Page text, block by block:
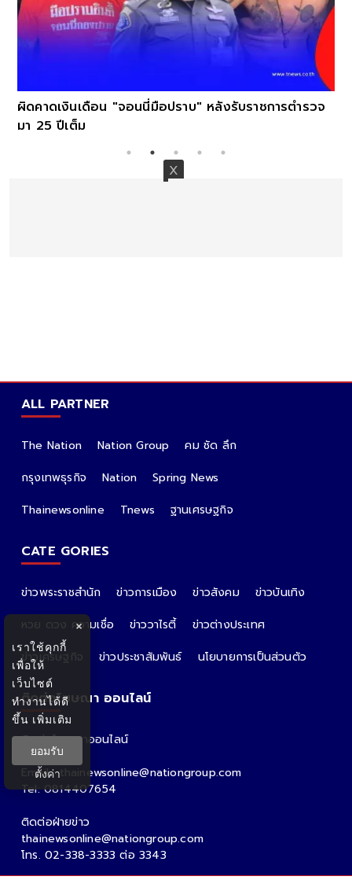
ผิดคาดเงินเดือน "จอนนี่มือปราบ" หลังรับราชการตำรวจ
มา 25 ปีเต็ม
ALL PARTNER
The Nation Nation Group
คม ชัด ลึก
กรุงเทพธุรกิจ
Nation
Spring News
Thainewsonline
Tnews ฐานเศรษฐกิจ
CATE GORIES
ข่าวพระราชสำนัก ข่าวการเมือง ข่าวสังคม
ข่าวบันเทิง
หวย ดวง ความเชื่อ
ข่าววาไรตี้
ข่าวต่างประเทศ
ข่าวเศรษฐกิจ
ข่าวประชาสัมพันธ์ นโยบายการเป็นส่วนตัว
ติดต่อโฆษณา ออนไลน์
ติดต่อโฆษณาออนไลน์
คุณอ้อ
Email : thainewsonline@nationgroup.com
Tel: 0814407654
ติดต่อฝ่ายข่าว
thainewsonline@nationgroup.com
โทร. 02-338-3333 ต่อ 3343
×
เราใช้คุกกี้
เพื่อให้
เว็บไซต์
ทำงานได้ดี
ขึ้น เพิ่มเติม
ยอมรับ
ตั้งค่า